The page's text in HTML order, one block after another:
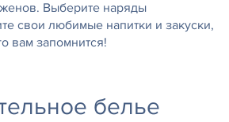
Выберите наряды
свои любимые напитки и закуски,
вам запомнится!
белье